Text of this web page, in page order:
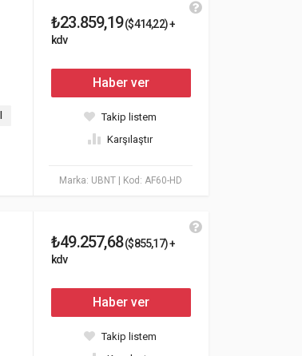
Marka: UBNT | Kod: AF60-HD
₺23.859,19($414,22) +
kdv
Haber ver
Takip listem
Karşılaştır
₺49.257,68($855,17) +
kdv
Haber ver
Takip listem